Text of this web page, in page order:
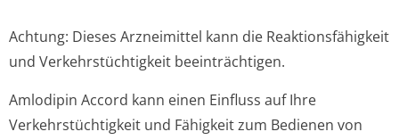
Achtung: Dieses Arzneimittel kann die Reaktionsfähigkeit
und Verkehrstüchtigkeit beeinträchtigen.
Amlodipin Accord kann einen Einfluss auf Ihre
Verkehrstüchtigkeit und Fähigkeit zum Bedienen von